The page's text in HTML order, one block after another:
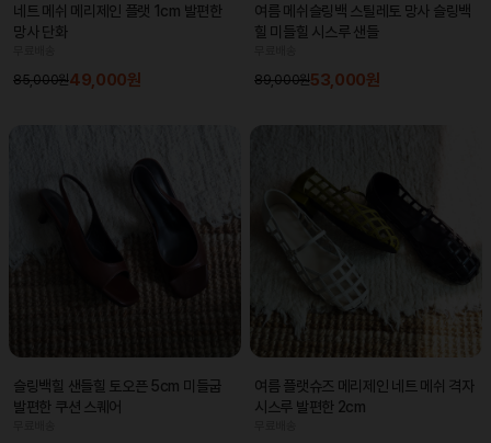
네트 메쉬 메리제인 플랫 1cm 발편한
망사 단화
85,000원49,000원
여름 메쉬슬링백 스틸레토 망사 슬링백
힐 미들힐 시스루 샌들
89,000원53,000원
슬링백힐 샌들힐 토오픈 5cm 미들굽
발편한 쿠션 스퀘어
여름 플랫슈즈 메리제인 네트 메쉬 격자
시스루 발편한 2cm